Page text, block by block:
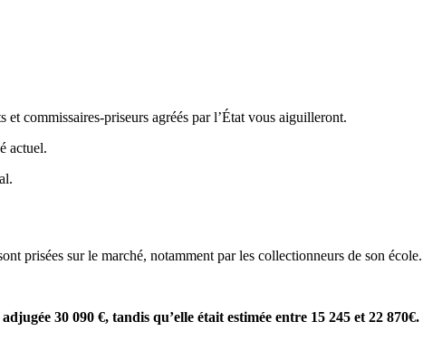
commissaires-priseurs agréés par l’État vous aiguilleront.
actuel.
prisées sur le marché, notamment par les collectionneurs de son école.
adjugée 30 090 €, tandis qu’elle était estimée entre 15 245 et 22 870€.